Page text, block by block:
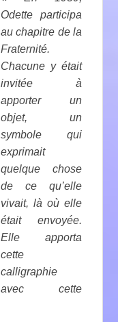
Odette participa
au chapitre de la
Fraternité.
Chacune y était
invitée à
apporter un
objet, un
symbole qui
exprimait
quelque chose
de ce qu’elle
vivait, là où elle
était envoyée.
Elle apporta
cette
calligraphie
avec cette